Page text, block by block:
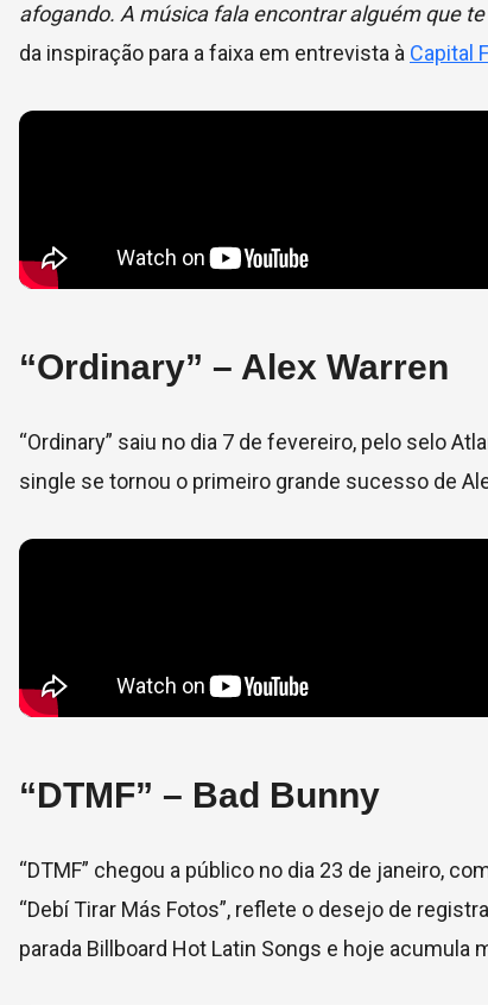
afogando. A música fala encontrar alguém que
da inspiração para a faixa em entrevista à Capital
“Ordinary” – Alex Warren
“Ordinary” saiu no dia 7 de fevereiro, pelo selo
single se tornou o primeiro grande sucesso de
“DTMF” – Bad Bunny
“DTMF” chegou a público no dia 23 de janeiro,
“Debí Tirar Más Fotos”, reflete o desejo de
parada Billboard Hot Latin Songs e hoje